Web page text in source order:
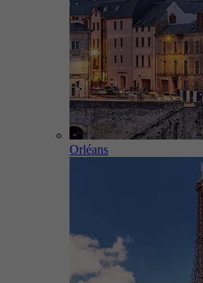
Orléans